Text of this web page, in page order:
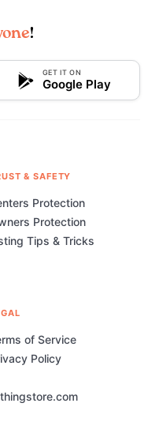
!
GET IT ON
Google Play
& SAFETY
Protection
Protection
Tips & Tricks
of Service
Policy